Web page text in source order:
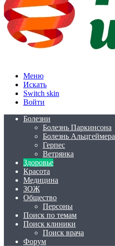
Меню
Искать
Switch skin
Войти
Болезни
Болезнь Паркинсона
Болезнь Альцгеймера
Герпес
Ветрянка
Здоровье
Красота
Медицина
ЗОЖ
Общество
Персоны
Поиск по темам
Поиск клиники
Поиск врача
Форум